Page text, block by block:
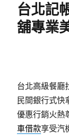
台北記
舖專業
台北高級餐
民間銀行式快
優惠行銷火熱
車借款享受汽